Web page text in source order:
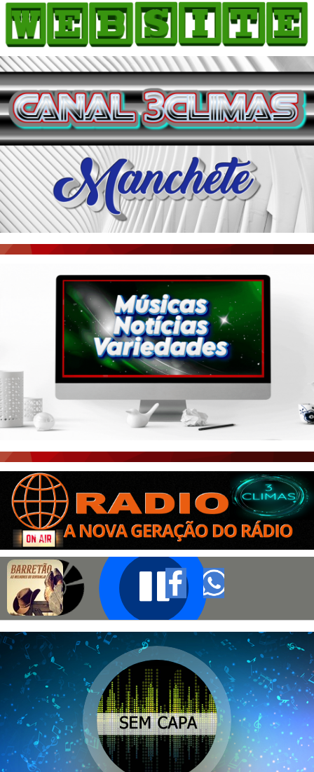
HOME
COMO ANUNCIAR
JORNAIS DO BRASIL
PODCAST/NOTÍCIAS
AS NOTÍCIAS DO DIA
ACONTECEU...VIROU MANCHETE!
BLOGS & COLUNAS
AGÊNCIA DE NOTÍCIAS
CNN BRASIL
PORTAL CEARÁ
ÚLTIMAS POSTAGENS
BOAS NOTÍCIAS...VIRAM MANCHETE!
CEARÁ BRASIL NOTÍCIAS
CEARÁ BRASIL MUNDO 1
BRASIL DE FATO
NOTÍCIAS GERAIS
CONECTE-SE
REGISTO